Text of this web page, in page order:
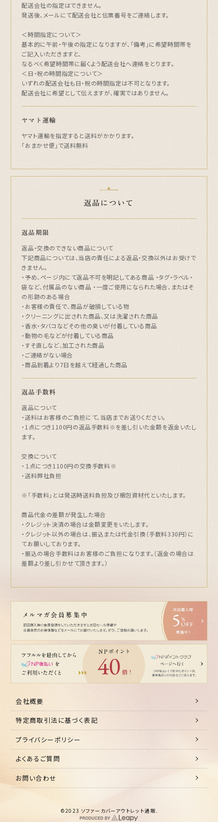
配送会社の指定はできません。
発送後、メールにて配送会社と伝票番号をご連絡します。
＜時間指定について＞
基本的に午前・午後の指定になりますが、「備考」に希望時間帯を
ご記入いただきますと、
なるべく希望時間帯に届くよう配送会社へ連絡をとります。
＜日・祝の時間指定について＞
いずれの配送会社も日・祝の時間指定は不可となります。
配送会社に希望として伝えますが、確実ではありません。
ヤマト運輸
ヤマト運輸を指定すると送料がかかります。
「おまかせ便」で送料無料
返品について
返品期限
返品・交換のできない商品について
下記商品については、当店の責任による返品・交換以外はお受けで
きません。
・予め、ページ内にて返品不可を明記してある商品 ・タグ・ラベル・
袋など、付属品のない商品 ・一度ご使用になられた場合、またはそ
の形跡のある場合
・お客様の責任で、商品が破損している物
・クリーニングに出された商品、又は洗濯された商品
・香水・タバコなどその他の臭いが付着している商品
・動物の毛などが付着している商品
・すそ直しなど、加工された商品
・ご連絡がない場合
・商品到着より7日を越えて経過した商品
返品手数料
返品について
・送料はお客様のご負担にて、当店までお送りください。
・1点につき1100円の返品手数料※を差し引いた金額を返金いたし
ます。
交換について
・１点につき1100円の交換手数料※
・送料弊社負担
※「手数料」とは発送時送料負担及び梱包資材代といたします。
商品代金の差額が発生した場合
・クレジット決済の場合は金額変更をいたします。
・クレジット以外の場合は、振込または代金引換（手数料330円）に
てお願いしております。
・振込の場合手数料はお客様のご負担になります。（返金の場合は
差額より差し引かせて頂きます。）
会社概要
特定商取引法に基づく表記
プライバシーポリシー
よくあるご質問
お問い合わせ
©2023 ソファーカバーアウトレット通販.